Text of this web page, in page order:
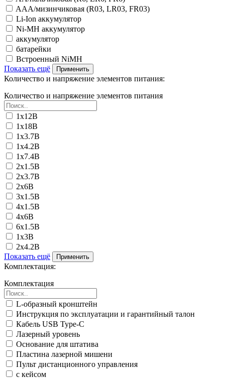
AAA/мизинчиковая (R03, LR03, FR03)
Li-Ion аккумулятор
Ni-MH аккумулятор
аккумулятор
батарейки
Встроенный NiMH
Показать ещё
Применить
Количество и напряжение элементов питания:
Количество и напряжение элементов питания
1х12В
1х18В
1х3.7В
1х4.2В
1х7.4В
2х1.5В
2х3.7В
2х6В
3х1.5В
4х1.5В
4х6В
6x1.5В
1х3В
2х4.2В
Показать ещё
Применить
Комплектация:
Комплектация
L-образный кронштейн
Инструкция по эксплуатации и гарантийный талон
Кабель USB Type-C
Лазерный уровень
Основание для штатива
Пластина лазерной мишени
Пульт дистанционного управления
с кейсом